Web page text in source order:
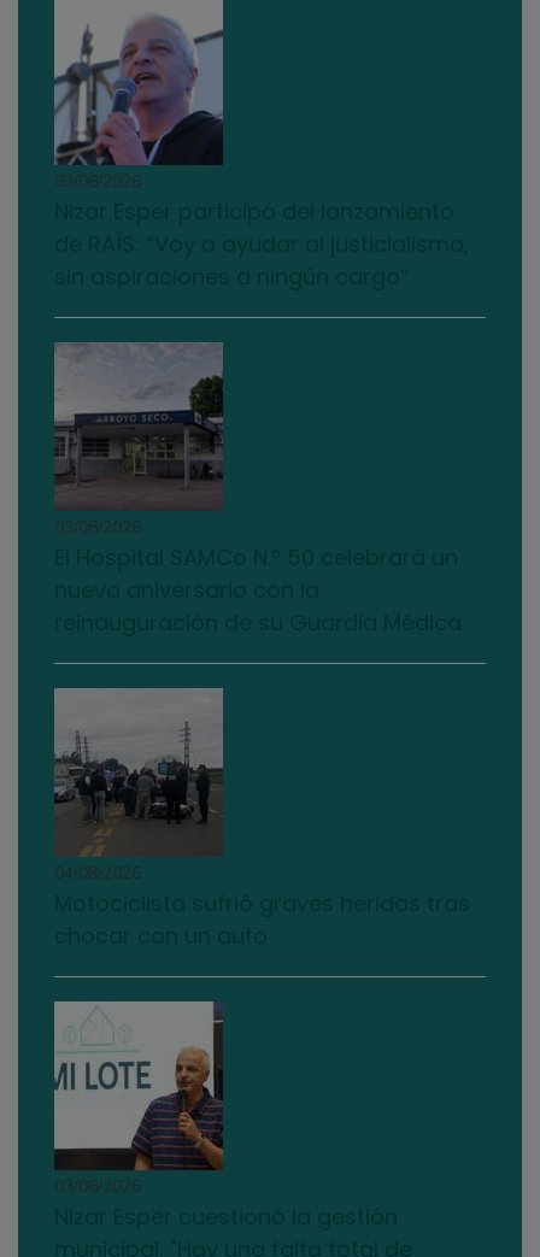
03/08/2026
03/08/2026
04/08/2026
03/08/2026